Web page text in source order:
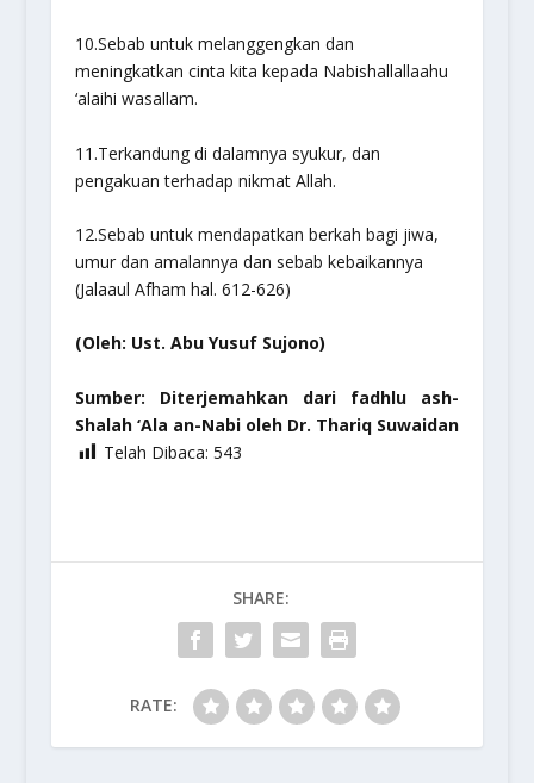
10.Sebab untuk melanggengkan dan
meningkatkan cinta kita kepada Nabishallallaahu
‘alaihi wasallam.
11.Terkandung di dalamnya syukur, dan
pengakuan terhadap nikmat Allah.
12.Sebab untuk mendapatkan berkah bagi jiwa,
umur dan amalannya dan sebab kebaikannya
(Jalaaul Afham hal. 612-626)
(Oleh: Ust. Abu Yusuf Sujono)
Sumber: Diterjemahkan dari fadhlu ash-
Shalah ‘Ala an-Nabi oleh Dr. Thariq Suwaidan
Telah Dibaca: 543
SHARE:
RATE: